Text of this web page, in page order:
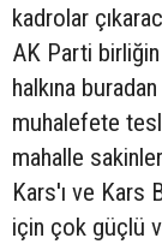
kadrolar
AK Parti
halkına
muhalefete
mahalle
Kars'ı ve Kars
için çok güçlü